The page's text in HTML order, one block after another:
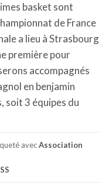
basket sont
de France
a lieu à Strasbourg
première pour
accompagnés
en benjamin
soit 3 équipes du
avecAssociation